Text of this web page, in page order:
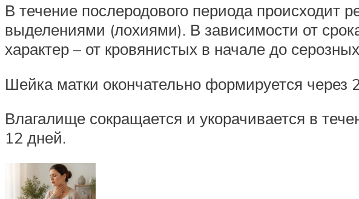
В течение послеродового периода происходит
выделениями (лохиями). В зависимости от
характер – от кровянистых в начале до
Шейка матки окончательно формируется через
Влагалище сокращается и укорачивается в
12 дней.